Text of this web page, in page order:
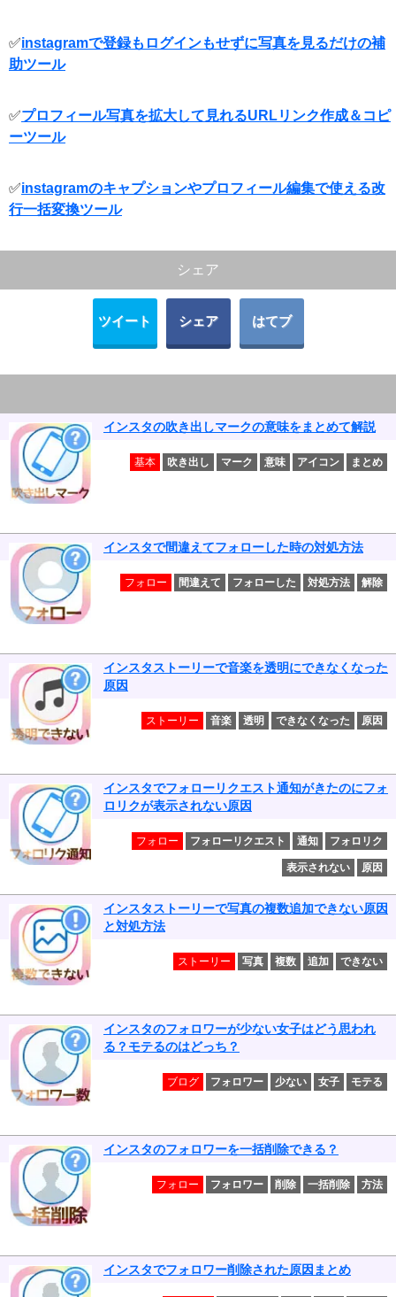
✅instagramで登録もログインもせずに写真を見るだけの補
助ツール
✅プロフィール写真を拡大して見れるURLリンク作成＆コピ
ーツール
✅instagramのキャプションやプロフィール編集で使える改
行一括変換ツール
シェア
ツイート シェア はてブ
インスタの吹き出しマークの意味をまとめて解説
基本 吹き出し マーク 意味 アイコン まとめ
インスタで間違えてフォローした時の対処方法
フォロー 間違えて フォローした 対処方法 解除
インスタストーリーで音楽を透明にできなくなった
原因
ストーリー 音楽 透明 できなくなった 原因
インスタでフォローリクエスト通知がきたのにフォ
ロリクが表示されない原因
フォロー フォローリクエスト 通知 フォロリク
表示されない 原因
インスタストーリーで写真の複数追加できない原因
と対処方法
ストーリー 写真 複数 追加 できない
インスタのフォロワーが少ない女子はどう思われ
る？モテるのはどっち？
ブログ フォロワー 少ない 女子 モテる
インスタのフォロワーを一括削除できる？
フォロー フォロワー 削除 一括削除 方法
インスタでフォロワー削除された原因まとめ